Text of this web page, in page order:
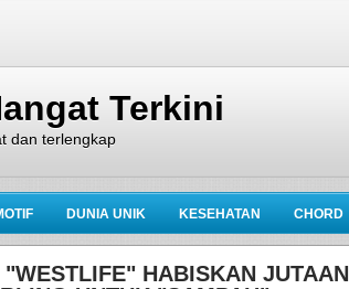
Terkini
dan terlengkap
DUNIA UNIK KESEHATAN CHORD
HABISKAN JUTAAN